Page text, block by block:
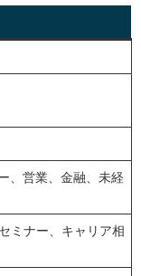
、営業、金融、未経
ミナー、キャリア相